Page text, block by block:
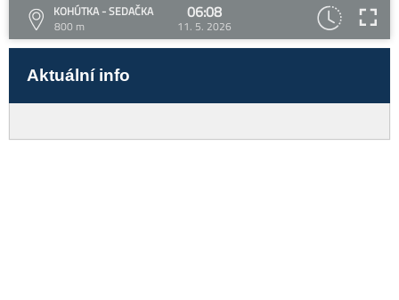
KOHÚTKA - SEDAČKA
800 m
06:08
11. 5. 2026
Aktuální info